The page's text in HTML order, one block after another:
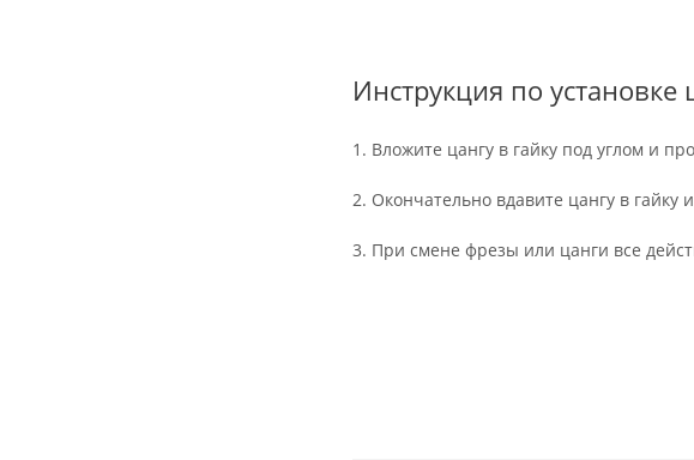
Инструкция по установке
1. Вложите цангу в гайку под углом и
2. Окончательно вдавите цангу в
3. При смене фрезы или цанги все